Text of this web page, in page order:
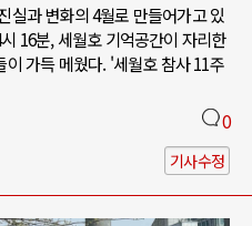
실과 변화의 4월로 만들어가고 있
16분, 세월호 기억공간이 자리한
가득 메웠다. '세월호 참사 11주
0
기사수정